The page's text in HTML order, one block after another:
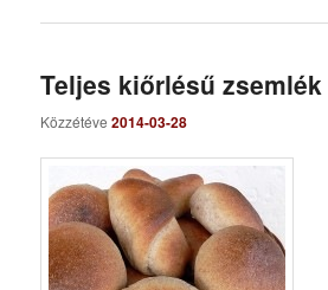
Teljes kiőrlésű zsemlék
Közzétéve2014-03-28